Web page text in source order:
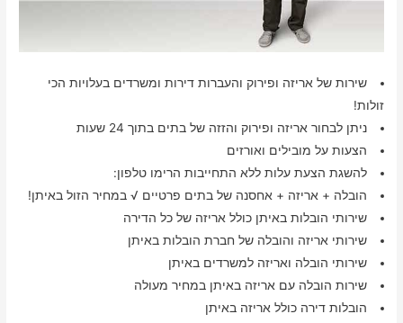
שירות של אריזה ופירוק והעברות דירות ומשרדים בעלויות הכי
זולות!
ניתן לבחור אריזה ופירוק והזזה של בתים בתוך 24 שעות
הצעות על מובילים ואורזים
להשגת הצעת עלות ללא התחייבות הרימו טלפון:
הובלה + אריזה + אחסנה של בתים פרטיים √ במחיר הזול באיתן!
שירותי הובלות באיתן כולל אריזה של כל הדירה
שירותי אריזה והובלה של חברת הובלות באיתן
שירותי הובלה ואריזה למשרדים באיתן
שירות הובלה עם אריזה באיתן במחיר מעולה
הובלות דירה כולל אריזה באיתן